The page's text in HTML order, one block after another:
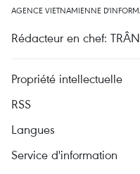
AGENCE VIETNAMIENNE
Rédacteur en chef:
Propriété intellectuelle
RSS
Langues
Service d'information